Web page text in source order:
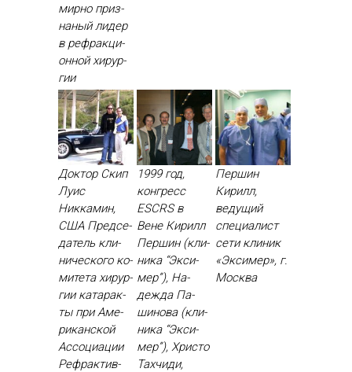
мир­но приз­
на­ный ли­дер
в реф­ракци­
он­ной хи­рур­
гии
Доктор Скип
Луис
Никкамин,
США Пред­се­
датель кли­
ничес­ко­го ко­
мите­та хи­рур­
гии ка­тарак­
ты при Аме­
рикан­ской
Ас­со­ци­ации
Реф­рактив­
1999 год,
конгресс
ESCRS в
Вене Ки­рилл
Пер­шин (кли­
ника “Эк­си­
мер”), На­
деж­да Па­
шино­ва (кли­
ника “Эк­си­
мер”), Хрис­то
Тах­чи­ди,
Першин
Кирилл,
ведущий
специалист
сети клиник
«Эксимер», г.
Москва